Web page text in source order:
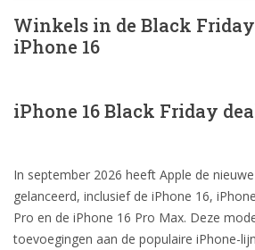
Winkels in de Black
iPhone 16
iPhone 16 Black Friday
In september 2026 heeft Apple de
gelanceerd, inclusief de iPhone 16,
Pro en de iPhone 16 Pro Max. Deze
toevoegingen aan de populaire iPhone-